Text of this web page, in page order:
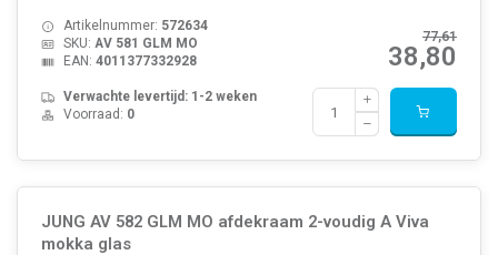
77,61
38,80
Artikelnummer: 572634
SKU: AV 581 GLM MO
EAN: 4011377332928
Verwachte levertijd: 1-2 weken
Voorraad: 0
JUNG AV 582 GLM MO afdekraam 2-voudig A Viva
mokka glas